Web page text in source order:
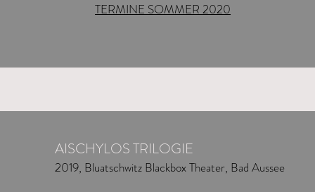
TERMINE SOMMER 2020
AISCHYLOS TRILOGIE
2019, Bluatschwitz Blackbox Theater, Bad Aussee